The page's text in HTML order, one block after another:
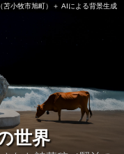
苫小牧市旭町）＋ AIによる背景生成
世界